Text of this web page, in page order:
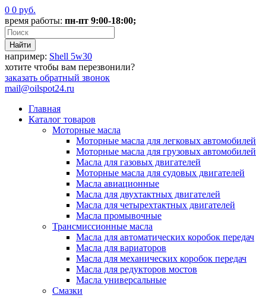
0 0 руб.
время работы: пн-пт 9:00-18:00;
например: Shell 5w30
хотите чтобы вам перезвонили?
заказать обратный звонок
mail@oilspot24.ru
Главная
Каталог товаров
Моторные масла
Моторные масла для легковых автомобилей
Моторные масла для грузовых автомобилей
Масла для газовых двигателей
Моторные масла для судовых двигателей
Масла авиационные
Масла для двухтактных двигателей
Масла для четырехтактных двигателей
Масла промывочные
Трансмиссионные масла
Масла для автоматических коробок передач
Масла для вариаторов
Масла для механических коробок передач
Масла для редукторов мостов
Масла универсальные
Cмазки